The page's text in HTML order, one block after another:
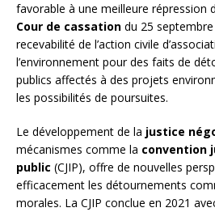
favorable à une meilleure répression
Cour de cassation du 25
recevabilité de l’action civile
l’environnement pour des faits de
publics affectés à des projets
les possibilités de poursuites.
Le développement de la justice
mécanismes comme la convention
public (CJIP), offre de nouvelles
efficacement les détournements
morales. La CJIP conclue en 2021